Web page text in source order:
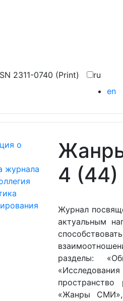
2311-0740 (Print)
ru
en
о
журнала
4 (44)
Журнал
актуальным
разделы:
«Жанры СМИ»,